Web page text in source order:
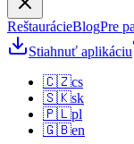
ReštaurácieBlogPre
Stiahnuť aplikáciu
🇨🇿cs
🇸🇰sk
🇵🇱pl
🇬🇧en